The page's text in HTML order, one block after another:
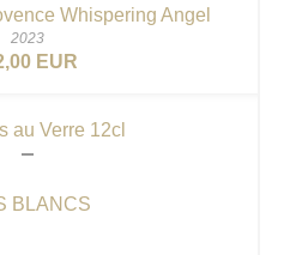
Whispering Angel
2023
EUR
au Verre 12cl
BLANCS